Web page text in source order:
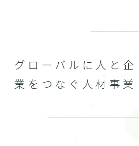
グローバルに人と企
業をつなぐ人材事業